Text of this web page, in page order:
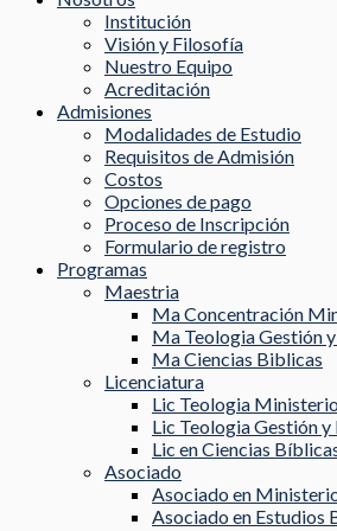
Institución
Visión y Filosofía
Nuestro Equipo
Acreditación
Admisiones
Modalidades de Estudio
Requisitos de Admisión
Costos
Opciones de pago
Proceso de Inscripción
Formulario de registro
Programas
Maestria
Ma Concentración
Ma Teologia Gestión
Ma Ciencias Biblicas
Licenciatura
Lic Teologia
Lic Teologia Gestión
Lic en Ciencias
Asociado
Asociado en
Asociado en Estudios